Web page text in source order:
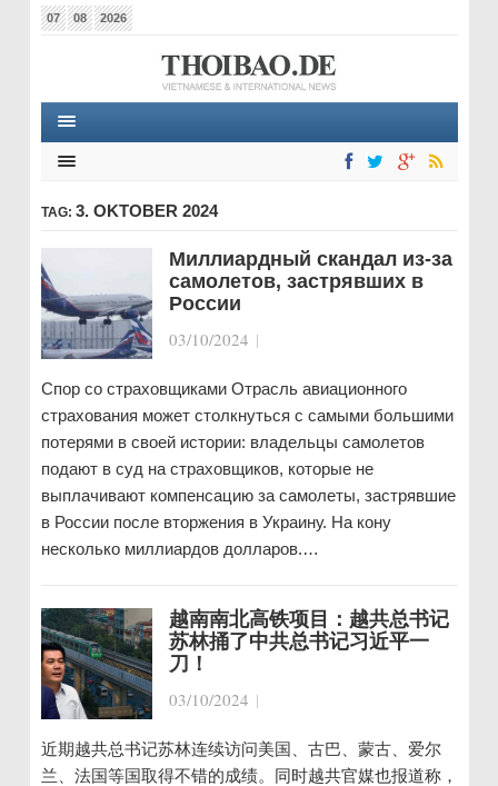
07 08 2026
TAG: 3. OKTOBER 2024
Миллиардный скандал из-за
самолетов, застрявших в
России
03/10/2024 |
Спор со страховщиками Отрасль авиационного
страхования может столкнуться с самыми большими
потерями в своей истории: владельцы самолетов
подают в суд на страховщиков, которые не
выплачивают компенсацию за самолеты, застрявшие
в России после вторжения в Украину. На кону
несколько миллиардов долларов.…
越南南北高铁项目：越共总书记
苏林捅了中共总书记习近平一
刀！
03/10/2024 |
近期越共总书记苏林连续访问美国、古巴、蒙古、爱尔
兰、法国等国取得不错的成绩。同时越共官媒也报道称，